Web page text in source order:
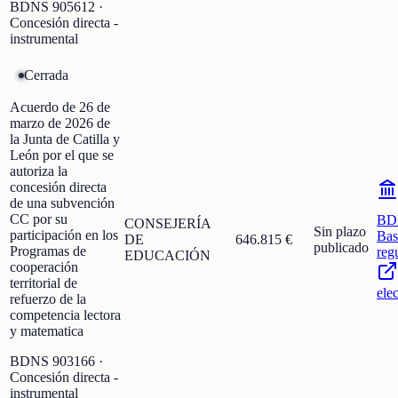
BDNS 905612 ·
Concesión directa -
instrumental
Cerrada
Acuerdo de 26 de
marzo de 2026 de
la Junta de Catilla y
León por el que se
autoriza la
concesión directa
de una subvención
CC por su
participación en los
Programas de
cooperación
territorial de
refuerzo de la
competencia lectora
y matematica
BDNS 903166 ·
Concesión directa -
instrumental
CONSEJERÍA
DE
EDUCACIÓN
646.815 €
Sin plazo
publicado